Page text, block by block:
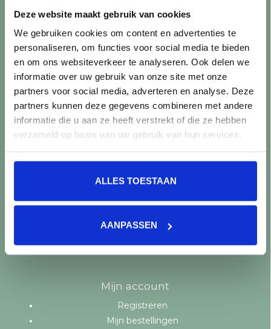
Deze website maakt gebruik van cookies
We gebruiken cookies om content en advertenties te
personaliseren, om functies voor social media te bieden
en om ons websiteverkeer te analyseren. Ook delen we
informatie over uw gebruik van onze site met onze
partners voor social media, adverteren en analyse. Deze
partners kunnen deze gegevens combineren met andere
informatie die u aan ze heeft verstrekt of die ze hebben
verzameld op basis van uw gebruik van hun services.
ALLES TOESTAAN
AANPASSEN
Klantenservice
Veelgestelde vragen
Over TegelStore.nl
Contact
Algemene voorwaarden
Privacy Policy
Nieuwe producten
Aanbiedingen
Tags
RSS-feed
Mijn account
Registreren
Mijn bestellingen